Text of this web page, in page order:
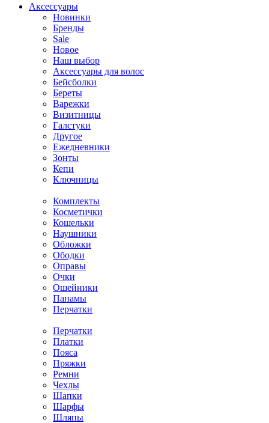
Аксессуары
Новинки
Бренды
Sale
Новое
Наш выбор
Аксессуары для волос
Бейсболки
Береты
Варежки
Визитницы
Галстуки
Другое
Ежедневники
Зонты
Кепи
Ключницы
Комплекты
Косметички
Кошельки
Наушники
Обложки
Ободки
Оправы
Очки
Ошейники
Панамы
Перчатки
Перчатки
Платки
Пояса
Пряжки
Ремни
Чехлы
Шапки
Шарфы
Шляпы